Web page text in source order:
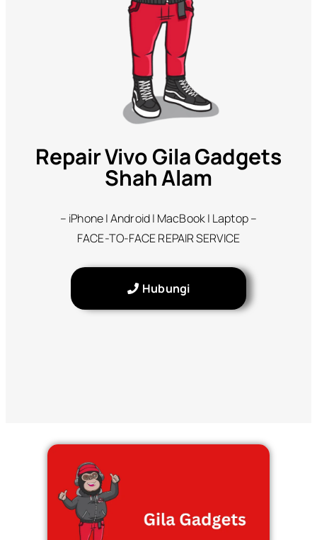
Repair Vivo Gila Gadgets
Shah Alam
– iPhone | Android | MacBook | Laptop –
FACE-TO-FACE REPAIR SERVICE
Hubungi